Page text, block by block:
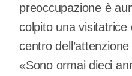
preoccupazione è
colpito una
centro
«Sono ormai dieci